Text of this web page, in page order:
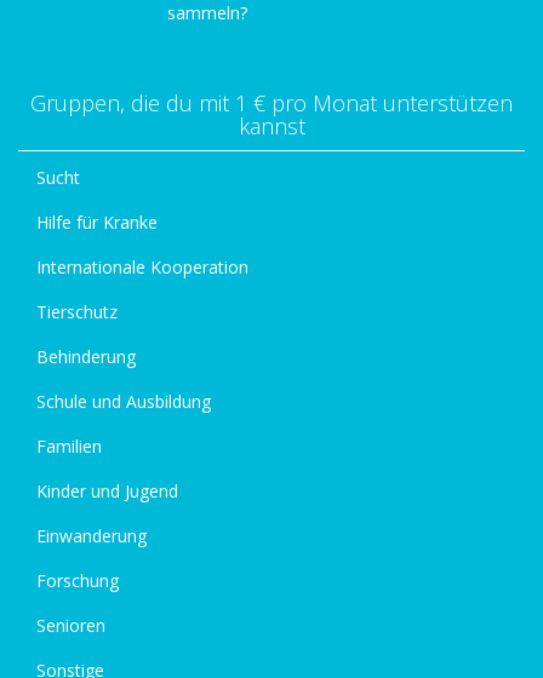
sammeln?
Gruppen, die du mit 1 € pro Monat unterstützen
kannst
Sucht
Hilfe für Kranke
Internationale Kooperation
Tierschutz
Behinderung
Schule und Ausbildung
Familien
Kinder und Jugend
Einwanderung
Forschung
Senioren
Sonstige